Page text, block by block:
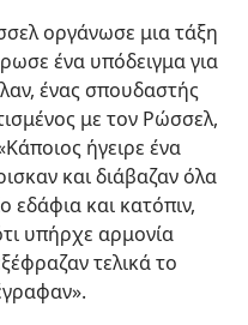
οργάνωσε μια τάξη
ένα υπόδειγμα για
ένας σπουδαστής
με τον Ρώσσελ,
ήγειρε ένα
και διάβαζαν όλα
εδάφια και κατόπιν,
υπήρχε αρμονία
τελικά το